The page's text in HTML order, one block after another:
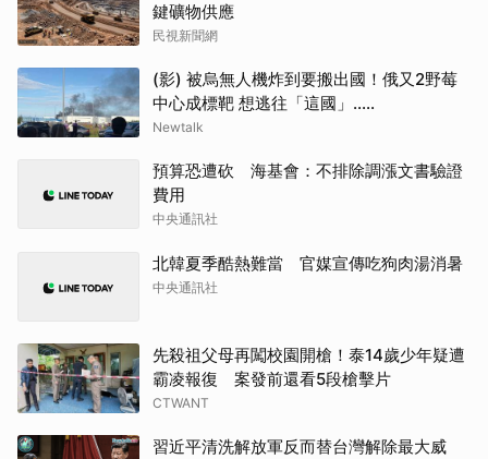
鍵礦物供應
民視新聞網
(影) 被烏無人機炸到要搬出國！俄又2野莓
中心成標靶 想逃往「這國」.....
Newtalk
預算恐遭砍 海基會：不排除調漲文書驗證
費用
中央通訊社
北韓夏季酷熱難當 官媒宣傳吃狗肉湯消暑
中央通訊社
先殺祖父母再闖校園開槍！泰14歲少年疑遭
霸凌報復 案發前還看5段槍擊片
CTWANT
習近平清洗解放軍反而替台灣解除最大威